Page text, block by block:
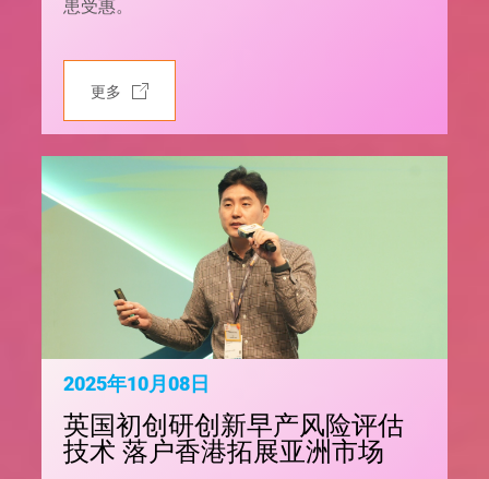
患受惠。
更多
2025年10月08日
英国初创研创新早产风险评估
技术 落户香港拓展亚洲市场